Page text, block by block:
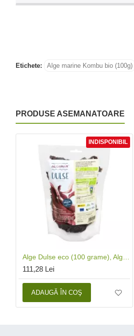
Etichete: Alge marine Kombu bio (100g)
PRODUSE ASEMANATOARE
INDISPONIBIL
111,28 Lei
ADAUGĂ ÎN COŞ